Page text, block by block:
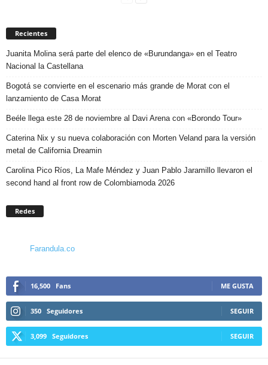
Recientes
Juanita Molina será parte del elenco de «Burundanga» en el Teatro
Nacional la Castellana
Bogotá se convierte en el escenario más grande de Morat con el
lanzamiento de Casa Morat
Beéle llega este 28 de noviembre al Davi Arena con «Borondo Tour»
Caterina Nix y su nueva colaboración con Morten Veland para la versión
metal de California Dreamin
Carolina Pico Ríos, La Mafe Méndez y Juan Pablo Jaramillo llevaron el
second hand al front row de Colombiamoda 2026
Redes
Farandula.co
16,500 Fans ME GUSTA
350 Seguidores SEGUIR
3,099 Seguidores SEGUIR